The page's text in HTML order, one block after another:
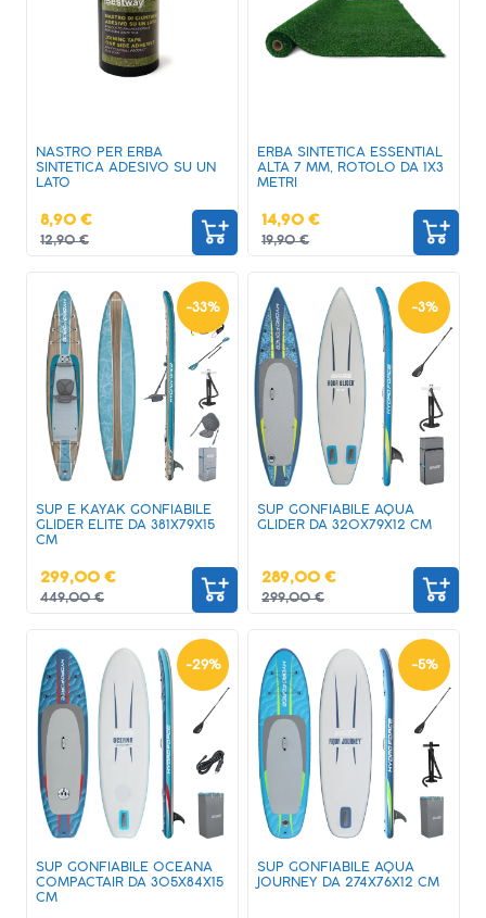
NASTRO PER ERBA
SINTETICA ADESIVO SU UN
LATO​
8,90 €
12,90 €
ERBA SINTETICA ESSENTIAL
ALTA 7 MM, ROTOLO DA 1X3
METRI
14,90 €
19,90 €
-33%
SUP E KAYAK GONFIABILE
GLIDER ELITE DA 381X79X15
CM
299,00 €
449,00 €
-3%
SUP GONFIABILE AQUA
GLIDER DA 320X79X12 CM
289,00 €
299,00 €
-29%
SUP GONFIABILE OCEANA
COMPACTAIR DA 305X84X15
CM
-5%
SUP GONFIABILE AQUA
JOURNEY DA 274X76X12 CM